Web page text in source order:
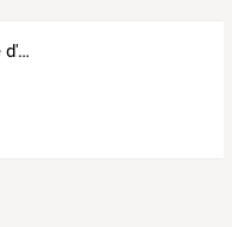
Le Monde du Skate d'Arno